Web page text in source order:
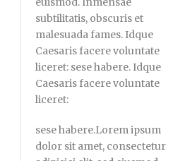
subtilitatis, obscuris et
malesuada fames. Idque
Caesaris facere voluntate
liceret: sese habere. Idque
Caesaris facere voluntate
liceret:
sese habere.Lorem ipsum
dolor sit amet, consectetur